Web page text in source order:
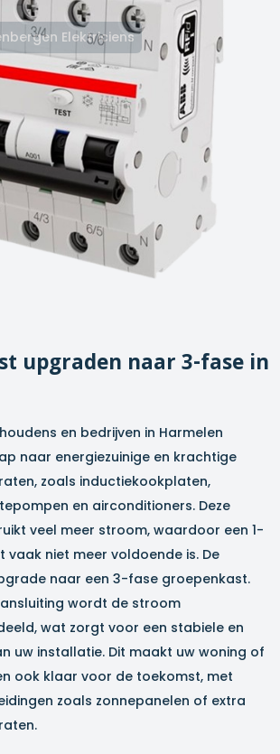
upgraden naar 3-fase in
en bedrijven in Harmelen
naar energiezuinige en krachtige
zoals inductiekookplaten,
en airconditioners. Deze
veel meer stroom, waardoor een 1-
vaak niet meer voldoende is. De
naar een 3-fase groepenkast.
wordt de stroom
wat zorgt voor een stabiele en
uw installatie. Dit maakt uw woning of
ook klaar voor de toekomst, met
zoals zonnepanelen of extra
Elektriciens